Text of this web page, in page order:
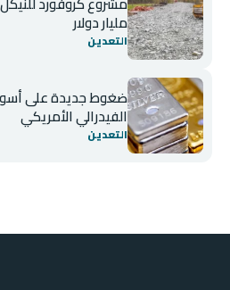
مليار دولار
التعدين
ضغوط جديدة على
الفيدرالي الأمريكي
التعدين